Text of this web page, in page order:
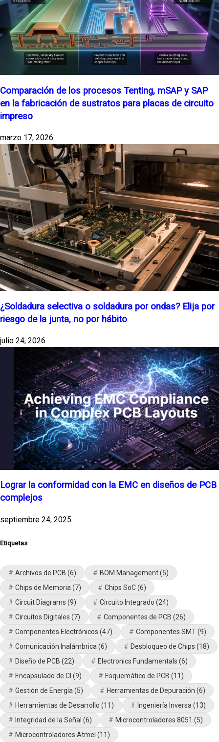
Comparación de los procesos Tenting, mSAP y SAP
en la fabricación de sustratos para placas de circuito
impreso
marzo 17, 2026
¿Soldadura selectiva o soldadura por ondas? Elija por
riesgo de la junta, no por hábito
julio 24, 2026
Lograr la conformidad con la EMC en diseños de PCB
complejos
septiembre 24, 2025
Etiquetas
Archivos de PCB (6) BOM Management(5)
Chips de Memoria(7) Chips SoC(6)
Circuit Diagrams (9) Circuito Integrado (24)
Circuitos Digitales (7) Componentes de PCB (26)
Componentes Electrónicos (47) Componentes SMT(9)
Comunicación Inalámbrica(6) Desbloqueo de Chips (18)
Diseño de PCB (22) Electronics Fundamentals (6)
Encapsulado de CI (9) Esquemático de PCB (11)
Gestión de Energía(5) Herramientas de Depuración (6)
Herramientas de Desarrollo (11) Ingeniería Inversa(13)
Integridad de la Señal (6) Microcontroladores 8051 (5)
Microcontroladores Atmel (11)